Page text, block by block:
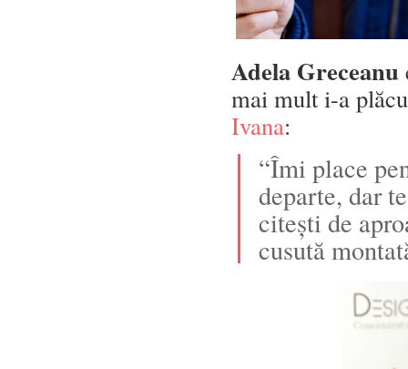
Adela Greceanu
mai mult i-a
Ivana:
“Îmi place
departe, dar
citești de
cusută